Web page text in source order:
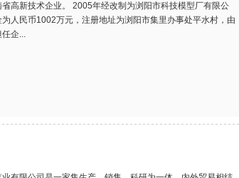
高新技术企业。 2005年经改制为浏阳市科技模型厂有限公
人民币1002万元，注册地址为浏阳市集里办事处平水村，由
企...